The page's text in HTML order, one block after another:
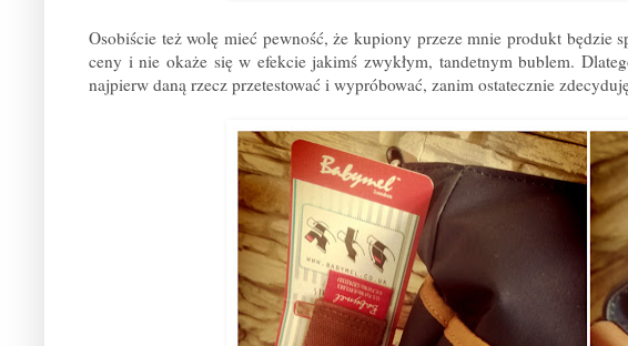
Osobiście też wolę mieć pewność, że kupiony przeze mnie produkt będzie
ceny i nie okaże się w efekcie jakimś zwykłym, tandetnym bublem.
najpierw daną rzecz przetestować i wypróbować, zanim ostatecznie